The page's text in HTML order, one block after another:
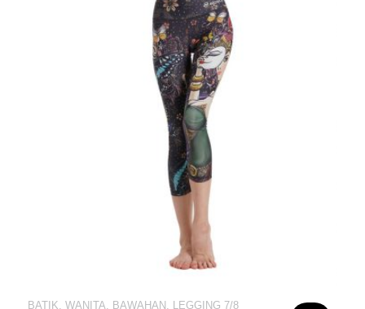
BATIK, WANITA, BAWAHAN, LEGGING 7/8